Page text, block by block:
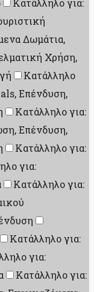
Δωμάτια,
Χρήση,
Κατάλληλο
Επένδυση,
Κατάλληλο για:
Επένδυση,
Κατάλληλο για:
για:
Κατάλληλο για:
Κατάλληλο για:
για:
Κατάλληλο για: